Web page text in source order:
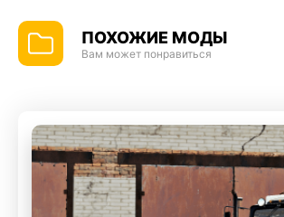
ПОХОЖИЕ МОДЫ
Вам может понравиться